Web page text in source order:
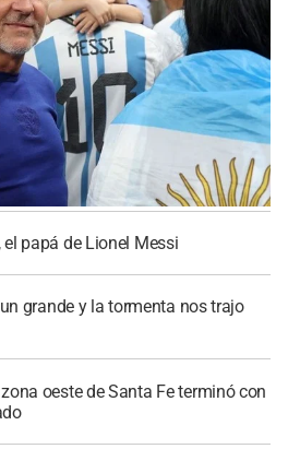
papá de Lionel Messi
grande y la tormenta nos trajo
oeste de Santa Fe terminó con